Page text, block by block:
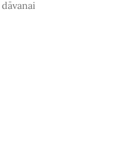
dāvanai